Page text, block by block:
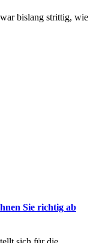
bislang strittig, wie
Sie richtig ab